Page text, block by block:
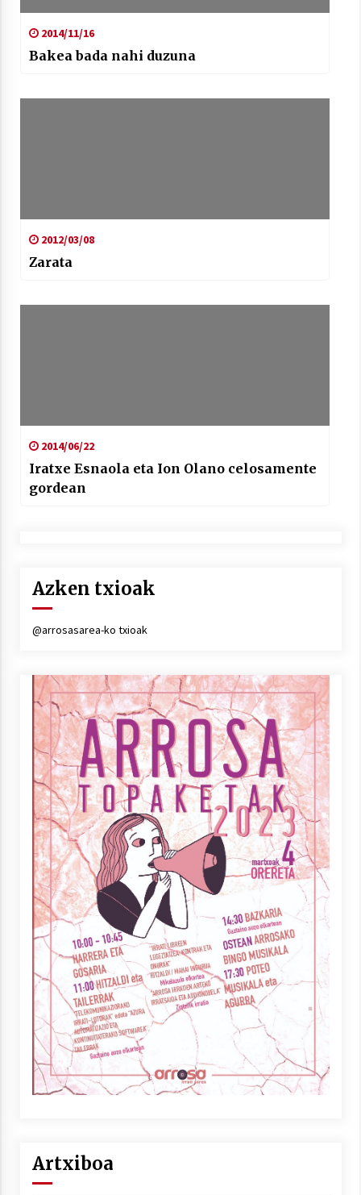
2014/11/16
Bakea bada nahi duzuna
2012/03/08
Zarata
2014/06/22
Iratxe Esnaola eta Ion Olano celosamente
gordean
Azken txioak
@arrosasarea-ko txioak
Artxiboa